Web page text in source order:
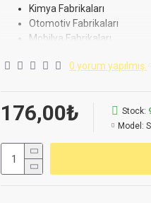
Kimya Fabrikaları
Otomotiv Fabrikaları
Mobilya Fabrikaları
Makine İmalatı
Fiyatlarda,satış şartlarında ve
Birinci kalite pirinçten imal
0 yorum yapılmış.
176,00₺ Stock:
Model: